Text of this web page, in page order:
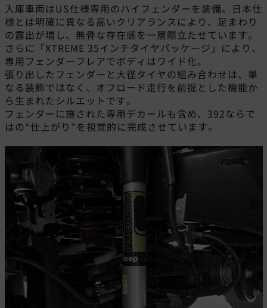
入庫車両はUS仕様専用のハイフェンダーを装備。日本仕
様とは明確に異なる高いクリアランスにより、足まわり
の露出が増し、無骨な存在感を一層際立たせています。
さらに「XTREME 35インチタイヤパッケージ」により、
専用フェンダーフレアでボディはワイド化。
張り出したフェンダーと大径タイヤの組み合わせは、単
なる装飾ではなく、オフロード走行を前提とした機能か
ら生まれたシルエットです。
フェンダーに施された専用デカールも含め、392ならで
はの“仕上がり”を視覚的に完成させています。